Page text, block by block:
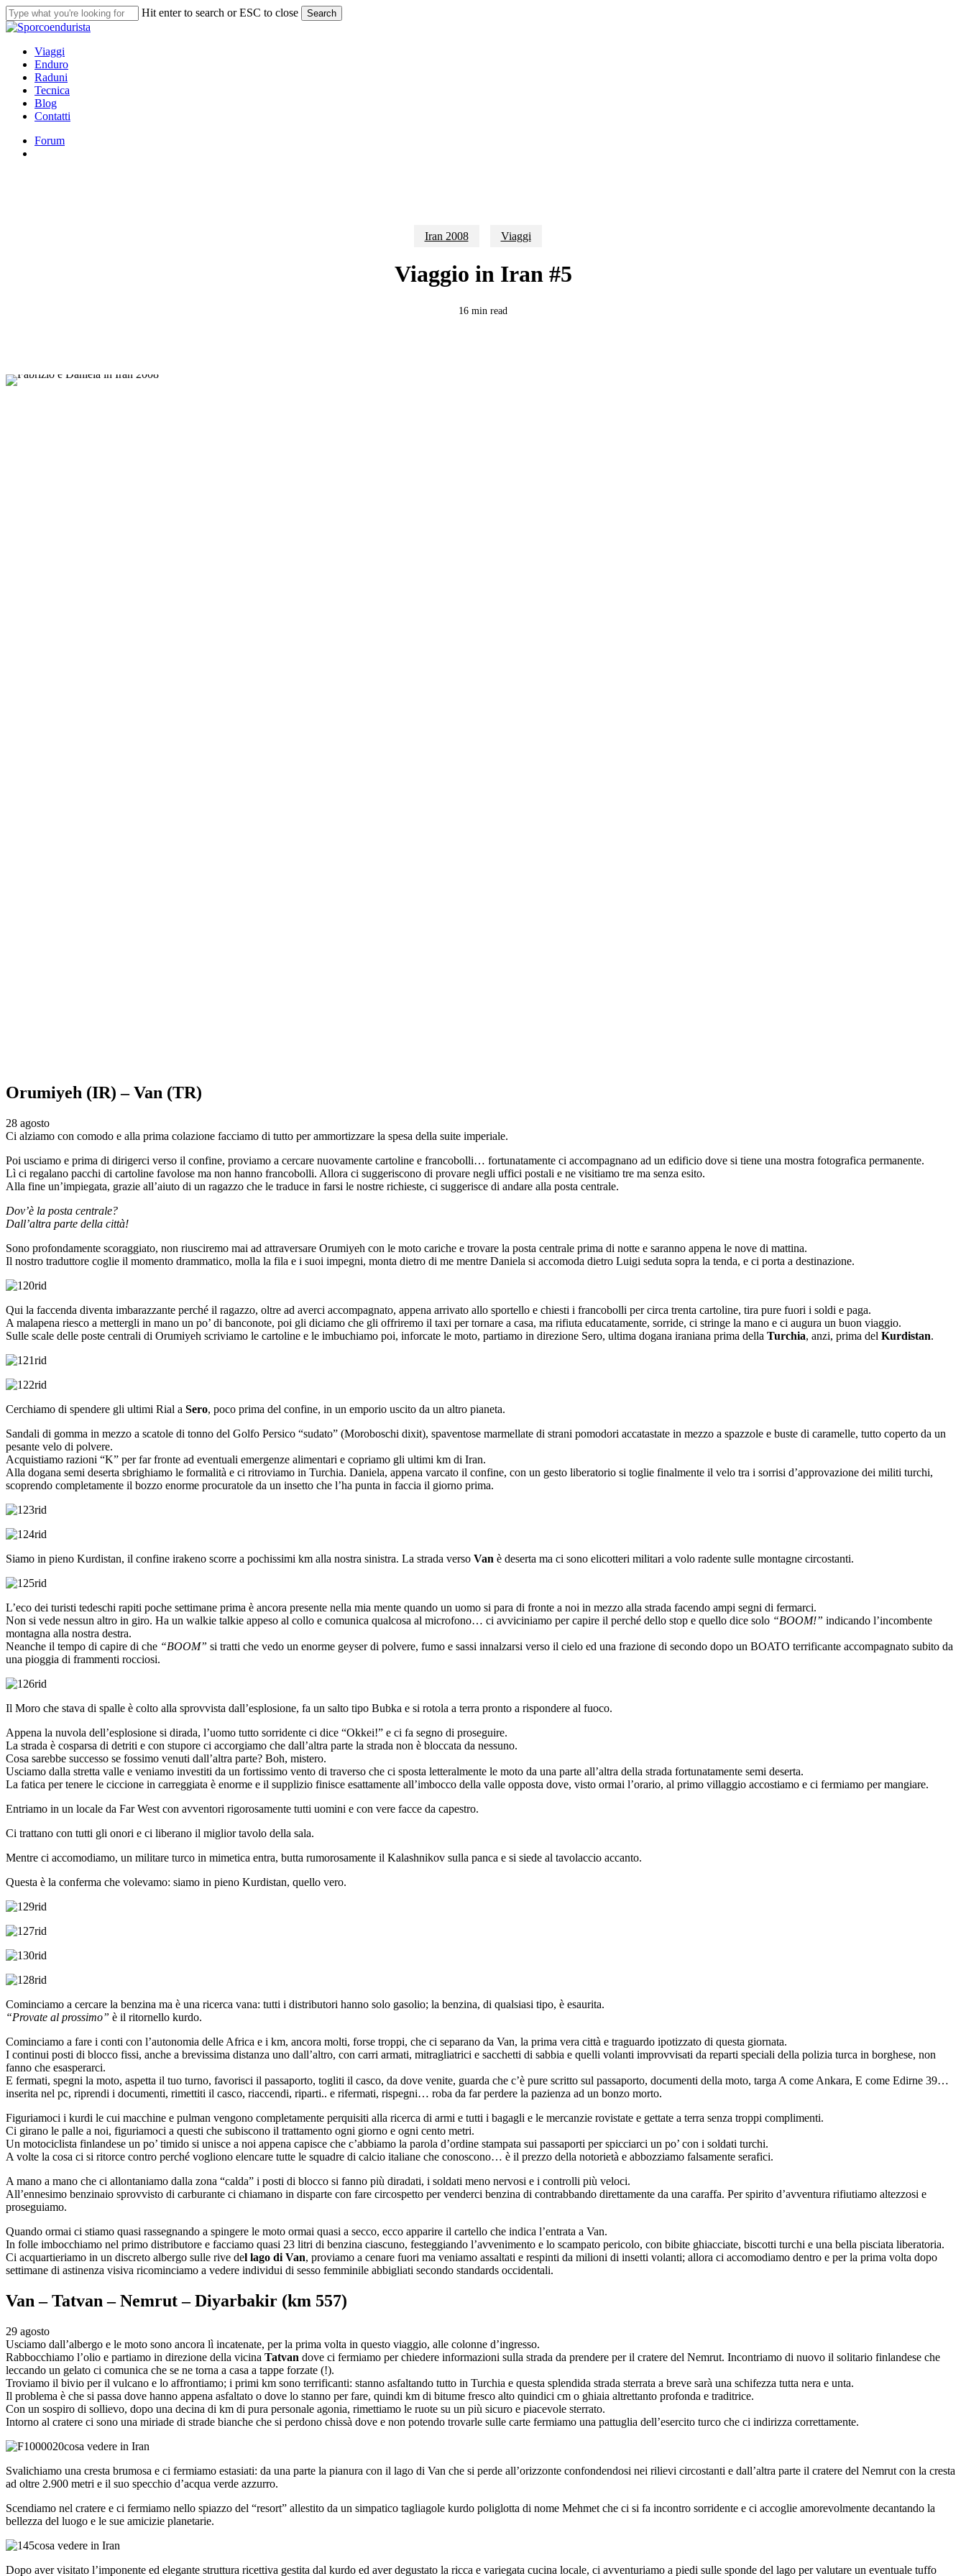
Skip
to
main
content
Hit enter to search or ESC to close Search
Close
search
Menu
Viaggi
Enduro
Raduni
Tecnica
Blog
Contatti
Forum
Iran 2008 Viaggi
Viaggio in Iran #5
16 min read
Orumiyeh (IR) – Van (TR)
28 agosto
Ci alziamo con comodo e alla prima colazione facciamo di tutto per ammortizzare la spesa della suite imperiale.
Poi usciamo e prima di dirigerci verso il confine, proviamo a cercare nuovamente cartoline e francobolli… fortunatamente ci accompagnano ad un edificio dove si tiene una mostra fotografica permanente.
Lì ci regalano pacchi di cartoline favolose ma non hanno francobolli. Allora ci suggeriscono di provare negli uffici postali e ne visitiamo tre ma senza esito.
Alla fine un’impiegata, grazie all’aiuto di un ragazzo che le traduce in farsi le nostre richieste, ci suggerisce di andare alla posta centrale.
Dov’è la posta centrale?
Dall’altra parte della città!
Sono profondamente scoraggiato, non riusciremo mai ad attraversare Orumiyeh con le moto cariche e trovare la posta centrale prima di notte e saranno appena le nove di mattina.
Il nostro traduttore coglie il momento drammatico, molla la fila e i suoi impegni, monta dietro di me mentre Daniela si accomoda dietro Luigi seduta sopra la tenda, e ci porta a destinazione.
Qui la faccenda diventa imbarazzante perché il ragazzo, oltre ad averci accompagnato, appena arrivato allo sportello e chiesti i francobolli per circa trenta cartoline, tira pure fuori i soldi e paga.
A malapena riesco a mettergli in mano un po’ di banconote, poi gli diciamo che gli offriremo il taxi per tornare a casa, ma rifiuta educatamente, sorride, ci stringe la mano e ci augura un buon viaggio.
Sulle scale delle poste centrali di Orumiyeh scriviamo le cartoline e le imbuchiamo poi, inforcate le moto, partiamo in direzione Sero, ultima dogana iraniana prima della Turchia, anzi, prima del Kurdistan.
Cerchiamo di spendere gli ultimi Rial a Sero, poco prima del confine, in un emporio uscito da un altro pianeta.
Sandali di gomma in mezzo a scatole di tonno del Golfo Persico “sudato” (Moroboschi dixit), spaventose marmellate di strani pomodori accatastate in mezzo a spazzole e buste di caramelle, tutto coperto da un
pesante velo di polvere.
Acquistiamo razioni “K” per far fronte ad eventuali emergenze alimentari e copriamo gli ultimi km di Iran.
Alla dogana semi deserta sbrighiamo le formalità e ci ritroviamo in Turchia. Daniela, appena varcato il confine, con un gesto liberatorio si toglie finalmente il velo tra i sorrisi d’approvazione dei militi turchi,
scoprendo completamente il bozzo enorme procuratole da un insetto che l’ha punta in faccia il giorno prima.
Siamo in pieno Kurdistan, il confine irakeno scorre a pochissimi km alla nostra sinistra. La strada verso Van è deserta ma ci sono elicotteri militari a volo radente sulle montagne circostanti.
L’eco dei turisti tedeschi rapiti poche settimane prima è ancora presente nella mia mente quando un uomo si para di fronte a noi in mezzo alla strada facendo ampi segni di fermarci.
Non si vede nessun altro in giro. Ha un walkie talkie appeso al collo e comunica qualcosa al microfono… ci avviciniamo per capire il perché dello stop e quello dice solo “BOOM!” indicando l’incombente
montagna alla nostra destra.
Neanche il tempo di capire di che “BOOM” si tratti che vedo un enorme geyser di polvere, fumo e sassi innalzarsi verso il cielo ed una frazione di secondo dopo un BOATO terrificante accompagnato subito da
una pioggia di frammenti rocciosi.
Il Moro che stava di spalle è colto alla sprovvista dall’esplosione, fa un salto tipo Bubka e si rotola a terra pronto a rispondere al fuoco.
Appena la nuvola dell’esplosione si dirada, l’uomo tutto sorridente ci dice “Okkei!” e ci fa segno di proseguire.
La strada è cosparsa di detriti e con stupore ci accorgiamo che dall’altra parte la strada non è bloccata da nessuno.
Cosa sarebbe successo se fossimo venuti dall’altra parte? Boh, mistero.
Usciamo dalla stretta valle e veniamo investiti da un fortissimo vento di traverso che ci sposta letteralmente le moto da una parte all’altra della strada fortunatamente semi deserta.
La fatica per tenere le ciccione in carreggiata è enorme e il supplizio finisce esattamente all’imbocco della valle opposta dove, visto ormai l’orario, al primo villaggio accostiamo e ci fermiamo per mangiare.
Entriamo in un locale da Far West con avventori rigorosamente tutti uomini e con vere facce da capestro.
Ci trattano con tutti gli onori e ci liberano il miglior tavolo della sala.
Mentre ci accomodiamo, un militare turco in mimetica entra, butta rumorosamente il Kalashnikov sulla panca e si siede al tavolaccio accanto.
Questa è la conferma che volevamo: siamo in pieno Kurdistan, quello vero.
Cominciamo a cercare la benzina ma è una ricerca vana: tutti i distributori hanno solo gasolio; la benzina, di qualsiasi tipo, è esaurita.
“Provate al prossimo” è il ritornello kurdo.
Cominciamo a fare i conti con l’autonomia delle Africa e i km, ancora molti, forse troppi, che ci separano da Van, la prima vera città e traguardo ipotizzato di questa giornata.
I continui posti di blocco fissi, anche a brevissima distanza uno dall’altro, con carri armati, mitragliatrici e sacchetti di sabbia e quelli volanti improvvisati da reparti speciali della polizia turca in borghese, non
fanno che esasperarci.
E fermati, spegni la moto, aspetta il tuo turno, favorisci il passaporto, togliti il casco, da dove venite, guarda che c’è pure scritto sul passaporto, documenti della moto, targa A come Ankara, E come Edirne 39…
inserita nel pc, riprendi i documenti, rimettiti il casco, riaccendi, riparti.. e rifermati, rispegni… roba da far perdere la pazienza ad un bonzo morto.
Figuriamoci i kurdi le cui macchine e pulman vengono completamente perquisiti alla ricerca di armi e tutti i bagagli e le mercanzie rovistate e gettate a terra senza troppi complimenti.
Ci girano le palle a noi, figuriamoci a questi che subiscono il trattamento ogni giorno e ogni cento metri.
Un motociclista finlandese un po’ timido si unisce a noi appena capisce che c’abbiamo la parola d’ordine stampata sui passaporti per spicciarci un po’ con i soldati turchi.
A volte la cosa ci si ritorce contro perché vogliono elencare tutte le squadre di calcio italiane che conoscono… è il prezzo della notorietà e abbozziamo falsamente serafici.
A mano a mano che ci allontaniamo dalla zona “calda” i posti di blocco si fanno più diradati, i soldati meno nervosi e i controlli più veloci.
All’ennesimo benzinaio sprovvisto di carburante ci chiamano in disparte con fare circospetto per venderci benzina di contrabbando direttamente da una caraffa. Per spirito d’avventura rifiutiamo altezzosi e
proseguiamo.
Quando ormai ci stiamo quasi rassegnando a spingere le moto ormai quasi a secco, ecco apparire il cartello che indica l’entrata a Van.
In folle imbocchiamo nel primo distributore e facciamo quasi 23 litri di benzina ciascuno, festeggiando l’avvenimento e lo scampato pericolo, con bibite ghiacciate, biscotti turchi e una bella pisciata liberatoria.
Ci acquartieriamo in un discreto albergo sulle rive del lago di Van, proviamo a cenare fuori ma veniamo assaltati e respinti da milioni di insetti volanti; allora ci accomodiamo dentro e per la prima volta dopo
settimane di astinenza visiva ricominciamo a vedere individui di sesso femminile abbigliati secondo standards occidentali.
Van – Tatvan – Nemrut – Diyarbakir (km 557)
29 agosto
Usciamo dall’albergo e le moto sono ancora lì incatenate, per la prima volta in questo viaggio, alle colonne d’ingresso.
Rabbocchiamo l’olio e partiamo in direzione della vicina Tatvan dove ci fermiamo per chiedere informazioni sulla strada da prendere per il cratere del Nemrut. Incontriamo di nuovo il solitario finlandese che
leccando un gelato ci comunica che se ne torna a casa a tappe forzate (!).
Troviamo il bivio per il vulcano e lo affrontiamo; i primi km sono terrificanti: stanno asfaltando tutto in Turchia e questa splendida strada sterrata a breve sarà una schifezza tutta nera e unta.
Il problema è che si passa dove hanno appena asfaltato o dove lo stanno per fare, quindi km di bitume fresco alto quindici cm o ghiaia altrettanto profonda e traditrice.
Con un sospiro di sollievo, dopo una decina di km di pura personale agonia, rimettiamo le ruote su un più sicuro e piacevole sterrato.
Intorno al cratere ci sono una miriade di strade bianche che si perdono chissà dove e non potendo trovarle sulle carte fermiamo una pattuglia dell’esercito turco che ci indirizza correttamente.
Svalichiamo una cresta brumosa e ci fermiamo estasiati: da una parte la pianura con il lago di Van che si perde all’orizzonte confondendosi nei rilievi circostanti e dall’altra parte il cratere del Nemrut con la cresta
ad oltre 2.900 metri e il suo specchio d’acqua verde azzurro.
Scendiamo nel cratere e ci fermiamo nello spiazzo del “resort” allestito da un simpatico tagliagole kurdo poliglotta di nome Mehmet che ci si fa incontro sorridente e ci accoglie amorevolmente decantando la
bellezza del luogo e le sue amicizie planetarie.
Dopo aver visitato l’imponente ed elegante struttura ricettiva gestita dal kurdo ed aver degustato la ricca e variegata cucina locale, ci avventuriamo a piedi sulle sponde del lago per valutare un eventuale tuffo